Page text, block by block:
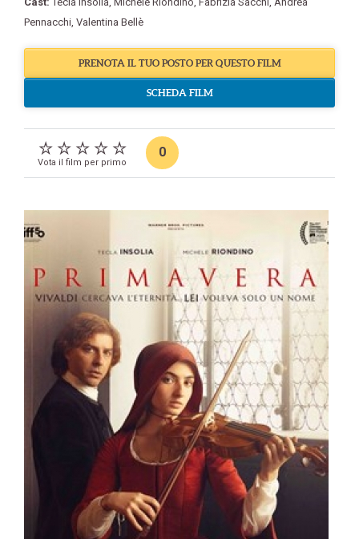
Pennacchi Valentina Bellè
PRENOTA IL TUO POSTO PER QUESTO FILM
SCHEDA FILM
Vota il film per primo
0